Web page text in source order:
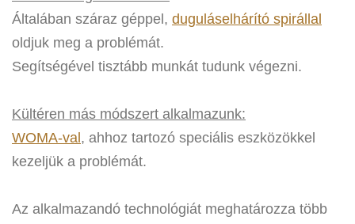
Általában száraz géppel, duguláselhárító spirállal
oldjuk meg a problémát.
Segítségével tisztább munkát tudunk végezni.
Kültéren más módszert alkalmazunk:
WOMA-val , ahhoz tartozó speciális eszközökkel
kezeljük a problémát.
Az alkalmazandó technológiát meghatározza több